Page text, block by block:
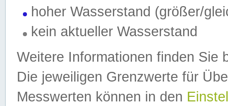
hoher Wasserstand (größer/
kein aktueller Wasserstand
Weitere Informationen finden Sie
Die jeweiligen Grenzwerte für
Messwerten können in den